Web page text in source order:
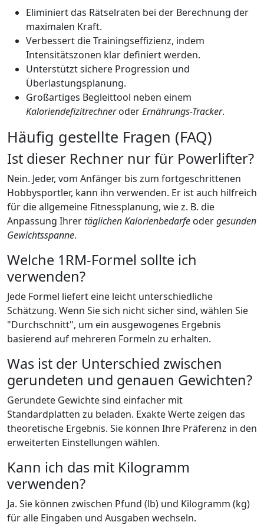
Eliminiert das Rätselraten bei der Berechnung der
maximalen Kraft.
Verbessert die Trainingseffizienz, indem
Intensitätszonen klar definiert werden.
Unterstützt sichere Progression und
Überlastungsplanung.
Großartiges Begleittool neben einem
KaloriendefizitrechneroderErnährungs-Tracker.
Häufig gestellte Fragen (FAQ)
Ist dieser Rechner nur für Powerlifter?
Nein. Jeder, vom Anfänger bis zum fortgeschrittenen
Hobbysportler, kann ihn verwenden. Er ist auch hilfreich
für die allgemeine Fitnessplanung, wie z. B. die
Anpassung Ihrertäglichen Kalorienbedarfe odergesunden
Gewichtsspanne.
Welche 1RM-Formel sollte ich
verwenden?
Jede Formel liefert eine leicht unterschiedliche
Schätzung. Wenn Sie sich nicht sicher sind, wählen Sie
"Durchschnitt", um ein ausgewogenes Ergebnis
basierend auf mehreren Formeln zu erhalten.
Was ist der Unterschied zwischen
gerundeten und genauen Gewichten?
Gerundete Gewichte sind einfacher mit
Standardplatten zu beladen. Exakte Werte zeigen das
theoretische Ergebnis. Sie können Ihre Präferenz in den
erweiterten Einstellungen wählen.
Kann ich das mit Kilogramm
verwenden?
Ja. Sie können zwischen Pfund (lb) und Kilogramm (kg)
für alle Eingaben und Ausgaben wechseln.